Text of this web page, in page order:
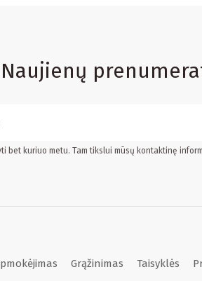
Naujienų
bet kuriuo metu. Tam tikslui mūsų kontaktinę
Grąžinimas Taisyklės